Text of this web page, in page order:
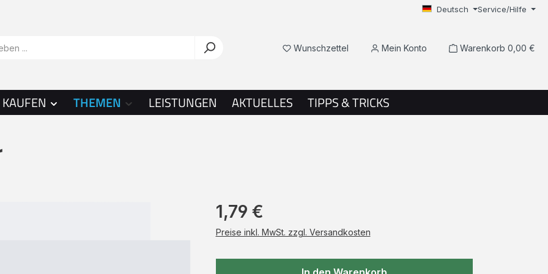
Deutsch Service/Hilfe
Wunschzettel Du hast 0 Produkte auf dem Merkzettel
Mein Konto Warenkorb 0,00 €
KAUFEN THEMEN LEISTUNGEN AKTUELLES TIPPS & TRICKS
1,79 €
Preise inkl. MwSt. zzgl. Versandkosten